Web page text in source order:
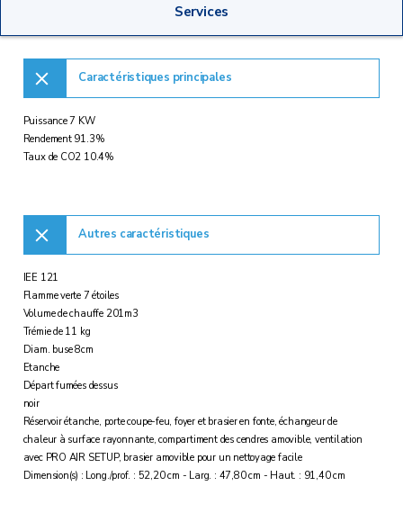
Services
Caractéristiques principales
Puissance 7 KW
Rendement 91.3%
Taux de CO2 10.4%
Autres caractéristiques
IEE 121
Flamme verte 7 étoiles
Volume de chauffe 201m3
Trémie de 11 kg
Diam. buse 8cm
Etanche
Départ fumées dessus
noir
Réservoir étanche, porte coupe-feu, foyer et brasier en fonte, échangeur de
chaleur à surface rayonnante, compartiment des cendres amovible, ventilation
avec PRO AIR SETUP, brasier amovible pour un nettoyage facile
Dimension(s) : Long./prof. : 52,20 cm - Larg. : 47,80 cm - Haut. : 91,40 cm